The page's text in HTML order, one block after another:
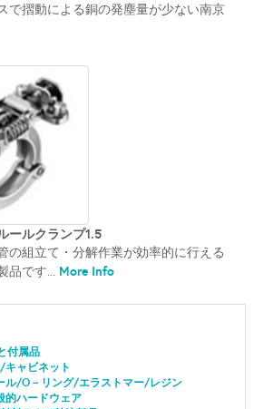
で摺動による銅の発塵量が少ない南京
ールクランプ1.5
の組立て・分解作業が効率的に行える
品です... More Info
付属品
ャビネット
ル/O－リング/エラストマー/レジン
的ハードウェア